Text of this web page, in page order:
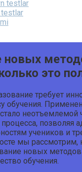
testlar
testlar
новых
это
требует
обучения.
неотъемлемой
позволяя
учеников и
мы рассмотрим,
новых
обучения.